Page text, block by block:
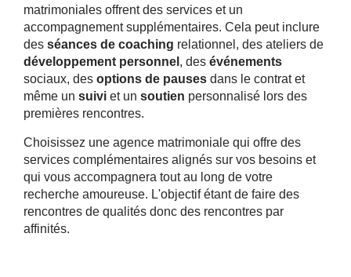
matrimoniales offrent des services et un
accompagnement supplémentaires. Cela peut inclure
des séances de coaching relationnel, des ateliers de
développement personnel , des événements
sociaux, des options de pauses dans le contrat et
même un suivi et un soutien personnalisé lors des
premières rencontres.
Choisissez une agence matrimoniale qui offre des
services complémentaires alignés sur vos besoins et
qui vous accompagnera tout au long de votre
recherche amoureuse. L'objectif étant de faire des
rencontres de qualités donc des rencontres par
affinités.